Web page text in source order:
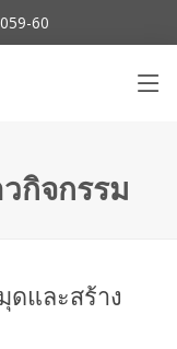
60
กิจกรรม
ดและสร้าง